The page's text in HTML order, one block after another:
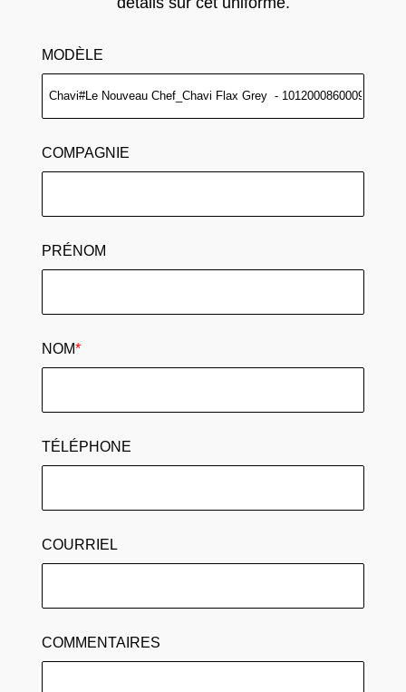
MODÈLE
COMPAGNIE
PRÉNOM
NOM*
TÉLÉPHONE
COURRIEL
COMMENTAIRES